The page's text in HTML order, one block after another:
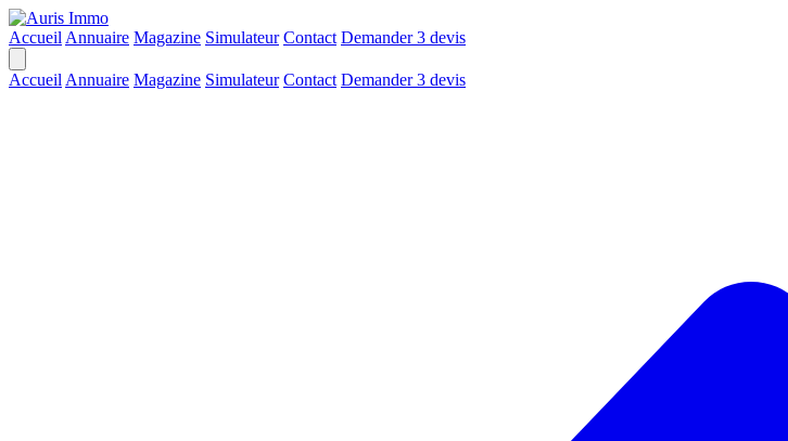
Accueil Annuaire Magazine Simulateur Contact Demander 3 devis
Accueil Annuaire Magazine Simulateur Contact Demander 3 devis